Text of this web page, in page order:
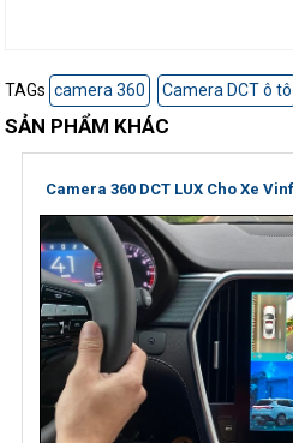
TAGs camera 360 Camera DCT ô tô
SẢN PHẨM KHÁC
Camera 360 DCT LUX Cho Xe